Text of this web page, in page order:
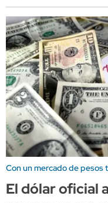
Con un mercado de pesos
El dólar oficial